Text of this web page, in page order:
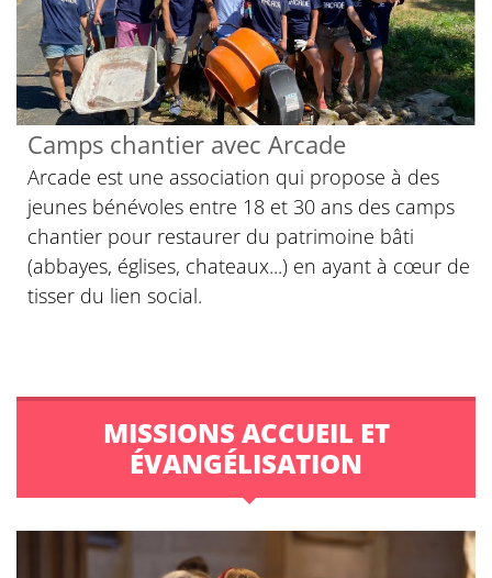
Camps chantier avec Arcade
Arcade est une association qui propose à des
jeunes bénévoles entre 18 et 30 ans des camps
chantier pour restaurer du patrimoine bâti
(abbayes, églises, chateaux...) en ayant à cœur de
tisser du lien social.
MISSIONS ACCUEIL ET
ÉVANGÉLISATION